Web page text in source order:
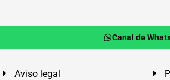
Canal de
Aviso legal